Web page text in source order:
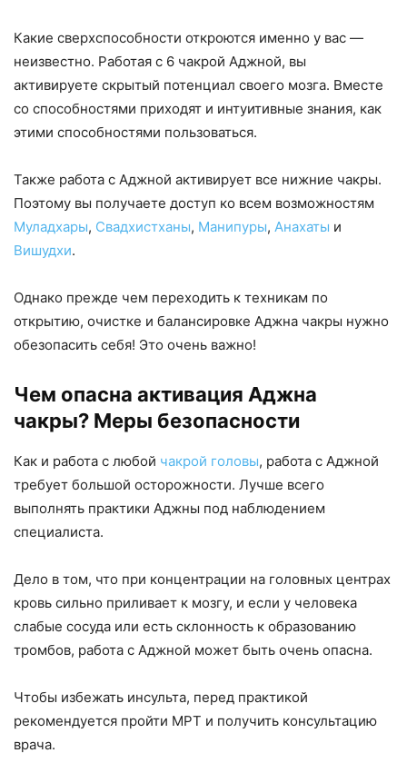
Какие сверхспособности откроются именно у вас —
неизвестно. Работая с 6 чакрой Аджной, вы
активируете скрытый потенциал своего мозга. Вместе
со способностями приходят и интуитивные знания, как
этими способностями пользоваться.
Также работа с Аджной активирует все нижние чакры.
Поэтому вы получаете доступ ко всем возможностям
Муладхары, Свадхистханы, Манипуры, Анахаты и
Вишудхи.
Однако прежде чем переходить к техникам по
открытию, очистке и балансировке Аджна чакры нужно
обезопасить себя! Это очень важно!
Чем опасна активация Аджна
чакры? Меры безопасности
Как и работа с любой чакрой головы, работа с Аджной
требует большой осторожности. Лучше всего
выполнять практики Аджны под наблюдением
специалиста.
Дело в том, что при концентрации на головных центрах
кровь сильно приливает к мозгу, и если у человека
слабые сосуда или есть склонность к образованию
тромбов, работа с Аджной может быть очень опасна.
Чтобы избежать инсульта, перед практикой
рекомендуется пройти МРТ и получить консультацию
врача.